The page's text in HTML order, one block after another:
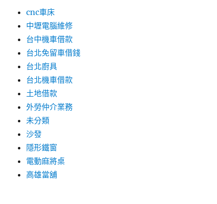
cnc車床
中壢電腦維修
台中機車借款
台北免留車借錢
台北廚具
台北機車借款
土地借款
外勞仲介業務
未分類
沙發
隱形鐵窗
電動麻將桌
高雄當舖